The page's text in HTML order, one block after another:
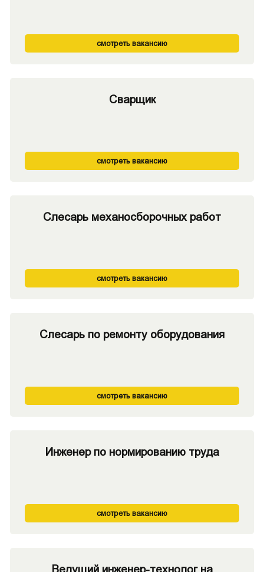
смотреть вакансию
Сварщик
смотреть вакансию
Слесарь механосборочных работ
смотреть вакансию
Слесарь по ремонту оборудования
смотреть вакансию
Инженер по нормированию труда
смотреть вакансию
Ведущий инженер-технолог на